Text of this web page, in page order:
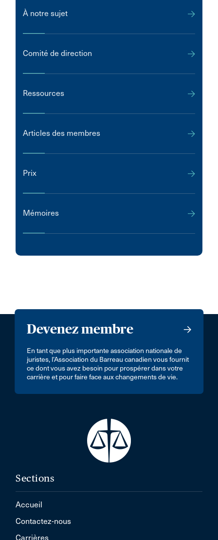
À notre sujet
Comité de direction
Ressources
Articles des membres
Prix
Mémoires
Devenez membre
En tant que plus importante association nationale de
juristes, l’Association du Barreau canadien vous fournit
ce dont vous avez besoin pour prospérer dans votre
carrière et pour faire face aux changements de vie.
Sections
Accueil
Contactez-nous
Carrières